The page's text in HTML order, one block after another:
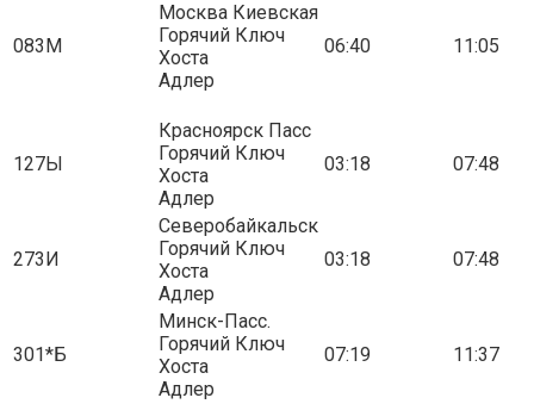
083М
Москва Киевская
Горячий Ключ
Хоста
Адлер
06:40 11:05
127Ы
Красноярск Пасс
Горячий Ключ
Хоста
Адлер
03:18 07:48
273И
Северобайкальск
Горячий Ключ
Хоста
Адлер
03:18 07:48
301*Б
Минск-Пасс.
Горячий Ключ
Хоста
Адлер
07:19 11:37